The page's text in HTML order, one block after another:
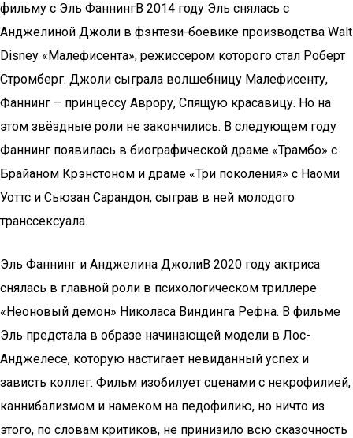
фильму с Эль ФаннингВ 2014 году Эль снялась с
Анджелиной Джоли в фэнтези-боевике производства Walt
Disney «Малефисента», режиссером которого стал Роберт
Стромберг. Джоли сыграла волшебницу Малефисенту,
Фаннинг – принцессу Аврору, Спящую красавицу. Но на
этом звёздные роли не закончились. В следующем году
Фаннинг появилась в биографической драме «Трамбо» с
Брайаном Крэнстоном и драме «Три поколения» с Наоми
Уоттс и Сьюзан Сарандон, сыграв в ней молодого
транссексуала.
Эль Фаннинг и Анджелина ДжолиВ 2020 году актриса
снялась в главной роли в психологическом триллере
«Неоновый демон» Николаса Виндинга Рефна. В фильме
Эль предстала в образе начинающей модели в Лос-
Анджелесе, которую настигает невиданный успех и
зависть коллег. Фильм изобилует сценами с некрофилией,
каннибализмом и намеком на педофилию, но ничто из
этого, по словам критиков, не принизило всю сказочность